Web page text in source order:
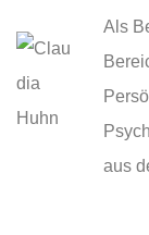
Als
aus